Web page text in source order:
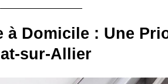
à Domicile : Une
sur-Allier